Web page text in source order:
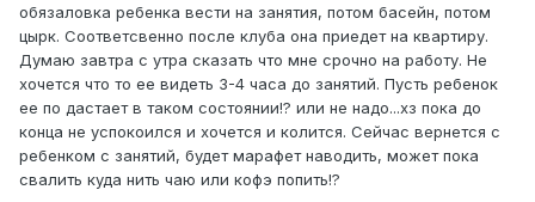
обязаловка ребенка вести на занятия, потом басейн, потом
цырк. Соответсвенно после клуба она приедет на квартиру.
Думаю завтра с утра сказать что мне срочно на работу. Не
хочется что то ее видеть 3-4 часа до занятий. Пусть ребенок
ее по дастает в таком состоянии!? или не надо...хз пока до
конца не успокоился и хочется и колится. Сейчас вернется с
ребенком с занятий, будет марафет наводить, может пока
свалить куда нить чаю или кофэ попить!?